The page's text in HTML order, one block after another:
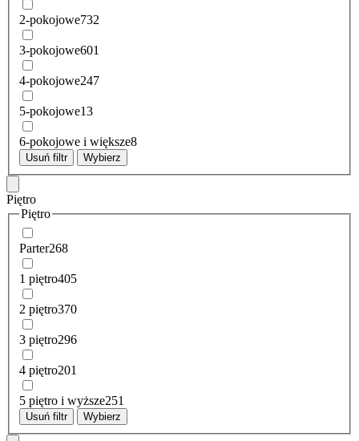
2-pokojowe732
3-pokojowe601
4-pokojowe247
5-pokojowe13
6-pokojowe i większe8
Usuń filtr Wybierz
Piętro
Piętro
Parter268
1 piętro405
2 piętro370
3 piętro296
4 piętro201
5 piętro i wyższe251
Usuń filtr Wybierz